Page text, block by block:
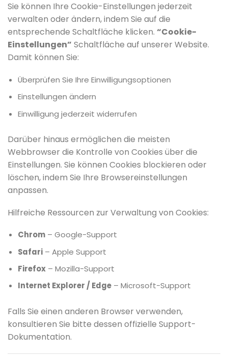
Sie können Ihre Cookie-Einstellungen jederzeit
verwalten oder ändern, indem Sie auf die
entsprechende Schaltfläche klicken. “Cookie-
Einstellungen” Schaltfläche auf unserer Website.
Damit können Sie:
Überprüfen Sie Ihre Einwilligungsoptionen
Einstellungen ändern
Einwilligung jederzeit widerrufen
Darüber hinaus ermöglichen die meisten
Webbrowser die Kontrolle von Cookies über die
Einstellungen. Sie können Cookies blockieren oder
löschen, indem Sie Ihre Browsereinstellungen
anpassen.
Hilfreiche Ressourcen zur Verwaltung von Cookies:
Chrom – Google-Support
Safari – Apple Support
Firefox – Mozilla-Support
Internet Explorer / Edge – Microsoft-Support
Falls Sie einen anderen Browser verwenden,
konsultieren Sie bitte dessen offizielle Support-
Dokumentation.